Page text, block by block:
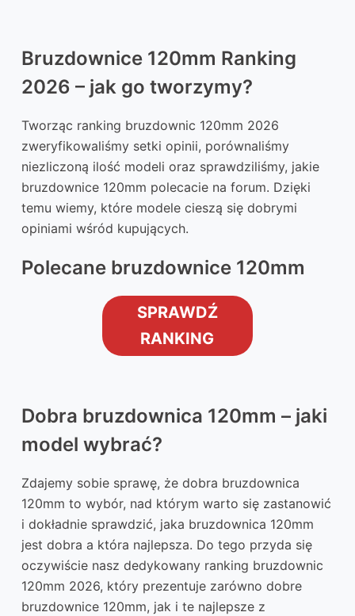
Bruzdownice 120mm Ranking
2026 – jak go tworzymy?
Tworząc ranking bruzdownic 120mm 2026
zweryfikowaliśmy setki opinii, porównaliśmy
niezliczoną ilość modeli oraz sprawdziliśmy, jakie
bruzdownice 120mm polecacie na forum. Dzięki
temu wiemy, które modele cieszą się dobrymi
opiniami wśród kupujących.
Polecane bruzdownice 120mm
SPRAWDŹ
RANKING
Dobra bruzdownica 120mm – jaki
model wybrać?
Zdajemy sobie sprawę, że dobra bruzdownica
120mm to wybór, nad którym warto się zastanowić
i dokładnie sprawdzić, jaka bruzdownica 120mm
jest dobra a która najlepsza. Do tego przyda się
oczywiście nasz dedykowany ranking bruzdownic
120mm 2026, który prezentuje zarówno dobre
bruzdownice 120mm, jak i te najlepsze z